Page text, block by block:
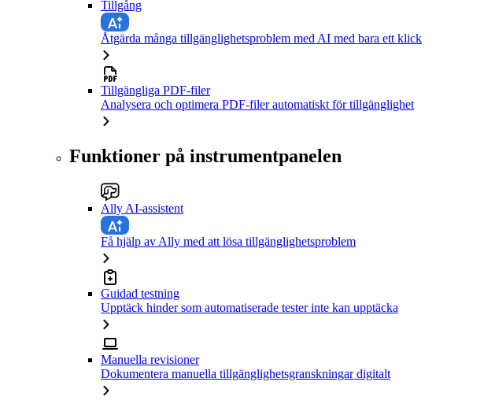
Tillgång
Åtgärda många tillgänglighetsproblem med AI med bara ett klick
Tillgängliga PDF-filer
Analysera och optimera PDF-filer automatiskt för tillgänglighet
Funktioner på instrumentpanelen
Ally AI-assistent
Få hjälp av Ally med att lösa tillgänglighetsproblem
Guidad testning
Upptäck hinder som automatiserade tester inte kan upptäcka
Manuella revisioner
Dokumentera manuella tillgänglighetsgranskningar digitalt